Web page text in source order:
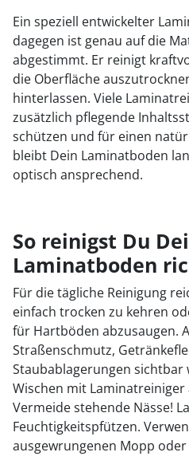
Ein speziell entwickelter
dagegen ist genau auf die
abgestimmt. Er reinigt
die Oberfläche
hinterlassen. Viele
zusätzlich pflegende
schützen und für einen
bleibt Dein Laminatboden
optisch ansprechend.
So reinigst Du
Laminatboden
Für die tägliche Reinigung
einfach trocken zu kehren
für Hartböden abzusaugen.
Straßenschmutz,
Staubablagerungen sichtbar
Wischen mit Laminatreiniger
Vermeide stehende Nässe!
Feuchtigkeitspfützen.
ausgewrungenen Mopp